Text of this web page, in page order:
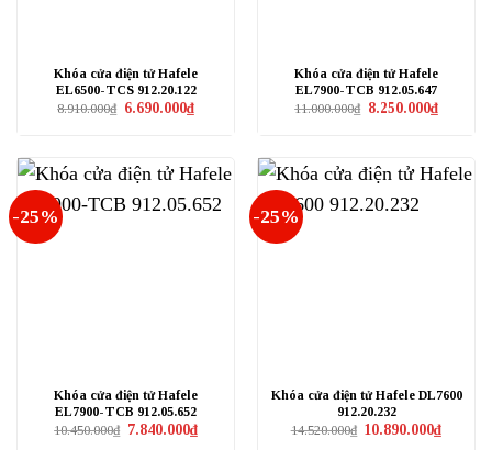
Khóa cửa điện tử Hafele
EL6500-TCS 912.20.122
8.910.000₫ Giá
6.690.000₫Giá
hiện
Khóa cửa điện tử Hafele
EL7900-TCB 912.05.647
11.000.000₫ Giá
8.250.000₫Giá
hiện
-25%
Khóa cửa điện tử Hafele
EL7900-TCB 912.05.652
10.450.000₫ Giá
7.840.000₫Giá
hiện
-25%
Khóa cửa điện tử Hafele DL7600
912.20.232
14.520.000₫ Giá
10.890.000₫Giá
hiện